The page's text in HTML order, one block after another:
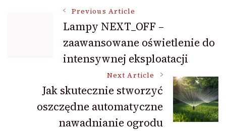
Navigation
Previous Article
Lampy NEXT_OFF –
zaawansowane oświetlenie do
intensywnej eksploatacji
Next Article
Jak skutecznie stworzyć
oszczędne automatyczne
nawadnianie ogrodu